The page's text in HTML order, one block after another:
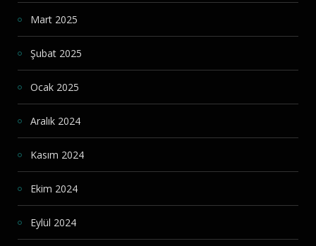
Mart 2025
Şubat 2025
Ocak 2025
Aralık 2024
Kasım 2024
Ekim 2024
Eylül 2024